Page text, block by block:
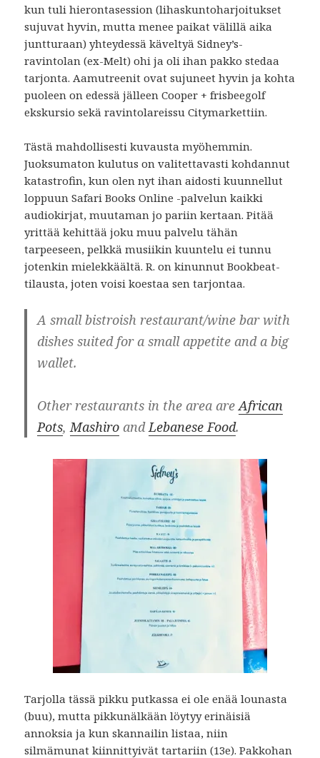
kun tuli hierontasession (lihaskuntoharjoitukset
sujuvat hyvin, mutta menee paikat välillä aika
juntturaan) yhteydessä käveltyä Sidney’s-
ravintolan (ex-Melt) ohi ja oli ihan pakko stedaa
tarjonta. Aamutreenit ovat sujuneet hyvin ja kohta
puoleen on edessä jälleen Cooper + frisbeegolf
ekskursio sekä ravintolareissu Citymarkettiin.
Tästä mahdollisesti kuvausta myöhemmin.
Juoksumaton kulutus on valitettavasti kohdannut
katastrofin, kun olen nyt ihan aidosti kuunnellut
loppuun Safari Books Online -palvelun kaikki
audiokirjat, muutaman jo pariin kertaan. Pitää
yrittää kehittää joku muu palvelu tähän
tarpeeseen, pelkkä musiikin kuuntelu ei tunnu
jotenkin mielekkäältä. R. on kinunnut Bookbeat-
tilausta, joten voisi koestaa sen tarjontaa.
A small bistroish restaurant/wine bar with
dishes suited for a small appetite and a big
wallet.
Other restaurants in the area areAfrican
Pots,Mashiro andLebanese Food.
Tarjolla tässä pikku putkassa ei ole enää lounasta
(buu), mutta pikkunälkään löytyy erinäisiä
annoksia ja kun skannailin listaa, niin
silmämunat kiinnittyivät tartariin (13e). Pakkohan